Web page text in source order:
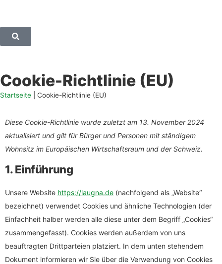
Cookie-Richtlinie (EU)
Startseite Cookie-Richtlinie (EU)
Diese Cookie-Richtlinie wurde zuletzt am 13. November 2024
aktualisiert und gilt für Bürger und Personen mit ständigem
Wohnsitz im Europäischen Wirtschaftsraum und der Schweiz.
1. Einführung
Unsere Website https://laugna.de (nachfolgend als „Website“
bezeichnet) verwendet Cookies und ähnliche Technologien (der
Einfachheit halber werden alle diese unter dem Begriff „Cookies“
zusammengefasst). Cookies werden außerdem von uns
beauftragten Drittparteien platziert. In dem unten stehendem
Dokument informieren wir Sie über die Verwendung von Cookies